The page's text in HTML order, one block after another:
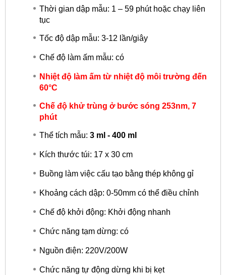
Thời gian dập mẫu: 1 – 59 phút hoặc chạy liên
tục
Tốc độ dập mẫu: 3-12 lần/giây
Chế độ làm ấm mẫu: có
Nhiệt độ làm ấm từ nhiệt độ môi trường đến
60°C
Chế độ khử trùng ở bước sóng 253nm, 7
phút
Thể tích mẫu: 3 ml - 400 ml
Kích thước túi: 17 x 30 cm
Buồng làm việc cấu tạo bằng thép không gỉ
Khoảng cách dập: 0-50mm có thể điều chỉnh
Chế độ khởi động: Khởi động nhanh
Chức năng tạm dừng: có
Nguồn điện: 220V/200W
Chức năng tự động dừng khi bị kẹt